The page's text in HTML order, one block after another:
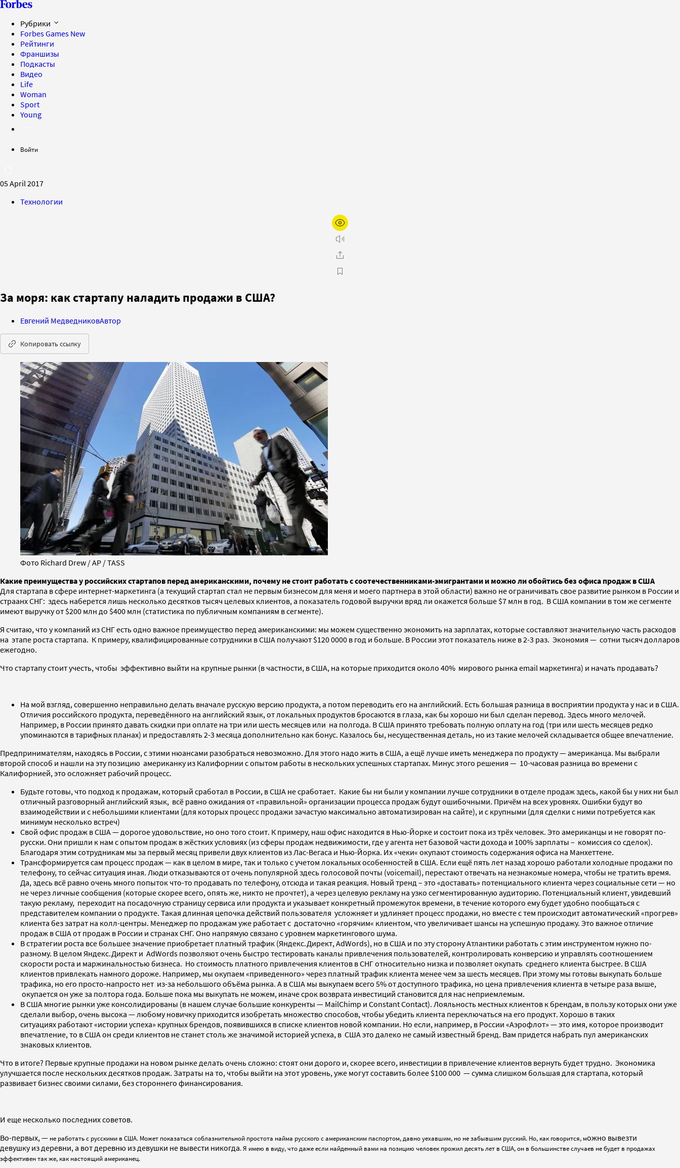
Рубрики
Forbes Games New
Рейтинги
Франшизы
Подкасты
Видео
Life
Woman
Sport
Young
Войти
05 April 2017
Технологии
За моря: как стартапу наладить продажи в США?
Евгений МедведниковАвтор
Копировать ссылку
Фото Richard Drew / AP / TASS
Какие преимущества у российских стартапов перед американскими, почему не стоит работать с соотечественниками-эмигрантами и можно ли обойтись без офиса продаж в США
Для стартапа в сфере интернет-маркетинга (а текущий стартап стал не первым бизнесом для меня и моего партнера в этой области) важно не ограничивать свое развитие рынком в России и
страанх СНГ: здесь наберется лишь несколько десятков тысяч целевых клиентов, а показатель годовой выручки вряд ли окажется больше $7 млн в год. В США компании в том же сегменте
имеют выручку от $200 млн до $400 млн (статистика по публичным компаниям в сегменте).
Я считаю, что у компаний из СНГ есть одно важное преимущество перед американскими: мы можем существенно экономить на зарплатах, которые составляют значительную часть расходов
на этапе роста стартапа. К примеру, квалифицированные сотрудники в США получают $120 0000 в год и больше. В России этот показатель ниже в 2-3 раз. Экономия — сотни тысяч долларов
ежегодно.
Что стартапу стоит учесть, чтобы эффективно выйти на крупные рынки (в частности, в США, на которые приходится около 40% мирового рынка email маркетинга) и начать продавать?
На мой взгляд, совершенно неправильно делать вначале русскую версию продукта, а потом переводить его на английский. Есть большая разница в восприятии продукта у нас и в США.
Отличия российского продукта, переведённого на английский язык, от локальных продуктов бросаются в глаза, как бы хорошо ни был сделан перевод. Здесь много мелочей.
Например, в России принято давать скидки при оплате на три или шесть месяцев или на полгода. В США принято требовать полную оплату на год (три или шесть месяцев редко
упоминаются в тарифных планах) и предоставлять 2-3 месяца дополнительно как бонус. Казалось бы, несущественная деталь, но из такие мелочей складывается общее впечатление.
Предпринимателям, находясь в России, с этими нюансами разобраться невозможно. Для этого надо жить в США, а ещё лучше иметь менеджера по продукту — американца. Мы выбрали
второй способ и нашли на эту позицию американку из Калифорнии с опытом работы в нескольких успешных стартапах. Минус этого решения — 10-часовая разница во времени с
Калифорнией, это осложняет рабочий процесс.
Будьте готовы, что подход к продажам, который сработал в России, в США не сработает. Какие бы ни были у компании лучше сотрудники в отделе продаж здесь, какой бы у них ни был
отличный разговорный английский язык, всё равно ожидания от «правильной» организации процесса продаж будут ошибочными. Причём на всех уровнях. Ошибки будут во
взаимодействии и с небольшими клиентами (для которых процесс продажи зачастую максимально автоматизирован на сайте), и с крупными (для сделки с ними потребуется как
минимум несколько встреч)
Свой офис продаж в США — дорогое удовольствие, но оно того стоит. К примеру, наш офис находится в Нью-Йорке и состоит пока из трёх человек. Это американцы и не говорят по-
русски. Они пришли к нам с опытом продаж в жёстких условиях (из сферы продаж недвижимости, где у агента нет базовой части дохода и 100% зарплаты – комиссия со сделок).
Благодаря этим сотрудникам мы за первый месяц привели двух клиентов из Лас-Вегаса и Нью-Йорка. Их «чеки« окупают стоимость содержания офиса на Манхеттене.
Трансформируется сам процесс продаж — как в целом в мире, так и только с учетом локальных особенностей в США. Если ещё пять лет назад хорошо работали холодные продажи по
телефону, то сейчас ситуация иная. Люди отказываются от очень популярной здесь голосовой почты (voicemail), перестают отвечать на незнакомые номера, чтобы не тратить время.
Да, здесь всё равно очень много попыток что-то продавать по телефону, отсюда и такая реакция. Новый тренд – это «доставать» потенциального клиента через социальные сети — но
не через личные сообщения (которые скорее всего, опять же, никто не прочтет), а через целевую рекламу на узко сегментированную аудиторию. Потенциальный клиент, увидевший
такую рекламу, переходит на посадочную страницу сервиса или продукта и указывает конкретный промежуток времени, в течение которого ему будет удобно пообщаться с
представителем компании о продукте. Такая длинная цепочка действий пользователя усложняет и удлиняет процесс продажи, но вместе с тем происходит автоматический «прогрев»
клиента без затрат на колл-центры. Менеджер по продажам уже работает с достаточно «горячим« клиентом, что увеличивает шансы на успешную продажу. Это важное отличие
продаж в США от продаж в России и странах СНГ. Оно напрямую связано с уровнем маркетингового шума.
В стратегии роста все большее значение приобретает платный трафик (Яндекс.Директ, AdWords), но в США и по эту сторону Атлантики работать с этим инструментом нужно по-
разному. В целом Яндекс.Директ и AdWords позволяют очень быстро тестировать каналы привлечения пользователей, контролировать конверсию и управлять соотношением
скорости роста и маржинальностью бизнеса. Но стоимость платного привлечения клиентов в СНГ относительно низка и позволяет окупать среднего клиента быстрее. В США
клиентов привлекать намного дороже. Например, мы окупаем «приведенного» через платный трафик клиента менее чем за шесть месяцев. При этому мы готовы выкупать больше
трафика, но его просто-напросто нет из-за небольшого объёма рынка. А в США мы выкупаем всего 5% от доступного трафика, но цена привлечения клиента в четыре раза выше,
окупается он уже за полтора года. Больше пока мы выкупать не можем, иначе срок возврата инвестиций становится для нас неприемлемым.
В США многие рынки уже консолидированы (в нашем случае большие конкуренты — MailChimp и Constant Contact). Лояльность местных клиентов к брендам, в пользу которых они уже
сделали выбор, очень высока — любому новичку приходится изобретать множество способов, чтобы убедить клиента переключаться на его продукт. Хорошо в таких
ситуациях работают «истории успеха» крупных брендов, появившихся в списке клиентов новой компании. Но если, например, в России «Аэрофлот» — это имя, которое производит
впечатление, то в США он среди клиентов не станет столь же значимой историей успеха, в США это далеко не самый известный бренд. Вам придется набрать пул американских
знаковых клиентов.
Что в итоге? Первые крупные продажи на новом рынке делать очень сложно: стоят они дорого и, скорее всего, инвестиции в привлечение клиентов вернуть будет трудно. Экономика
улучшается после нескольких десятков продаж. Затраты на то, чтобы выйти на этот уровень, уже могут составить более $100 000 — сумма слишком большая для стартапа, который
развивает бизнес своими силами, без стороннего финансирования.
И еще несколько последних советов.
Во-первых, — не работать с русскими в США. Может показаться соблазнительной простота найма русского с американским паспортом, давно уехавшим, но не забывшим русский. Но, как говорится, можно вывезти
девушку из деревни, а вот деревню из девушки не вывести никогда. Я имею в виду, что даже если найденный вами на позицию человек прожил десять лет в США, он в большинстве случаев не будет в продажах
эффективен так же, как настоящий американец.